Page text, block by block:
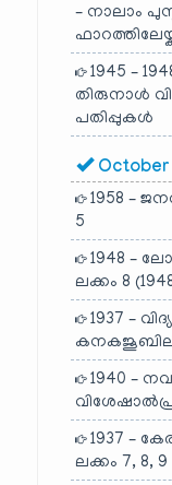
– നാലാം
1945 –
തിരുനാൾ
പതിപ്പുകൾ
October
1958 –
5
1948 –
ലക്കം 8
1937 –
കനകജൂബിലി
1940 –
1937 –
ലക്കം 7, 8,